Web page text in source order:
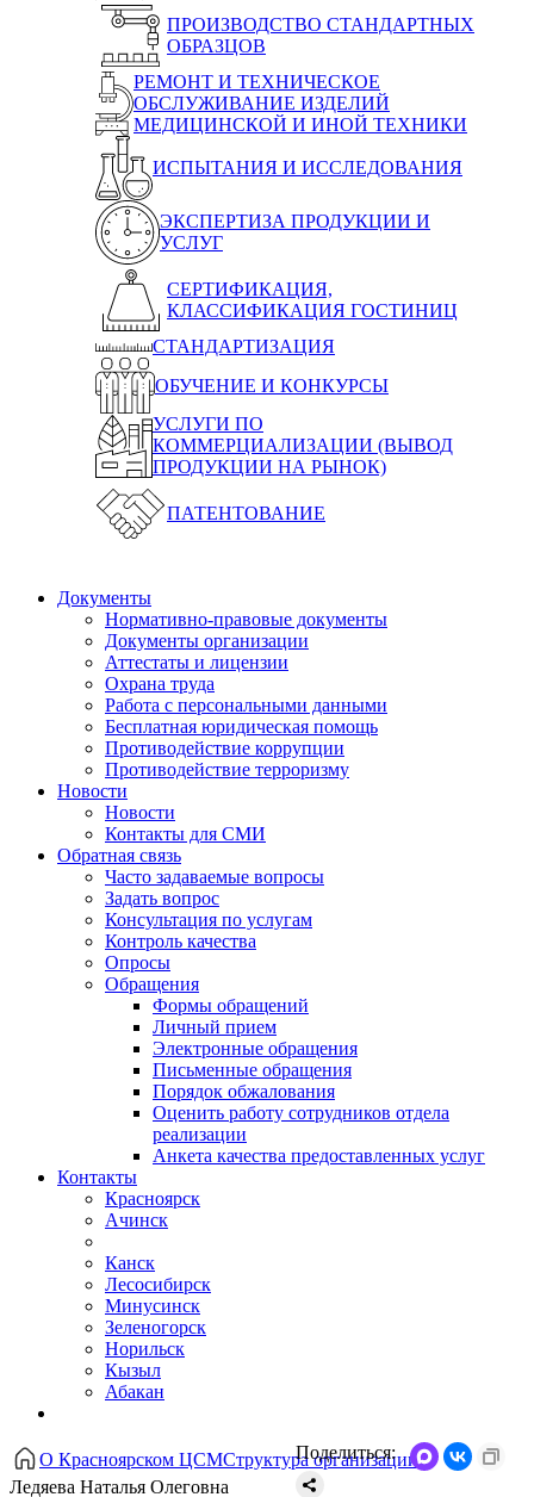
ПРОИЗВОДСТВО СТАНДАРТНЫХ
ОБРАЗЦОВ
РЕМОНТ И ТЕХНИЧЕСКОЕ
ОБСЛУЖИВАНИЕ ИЗДЕЛИЙ
МЕДИЦИНСКОЙ И ИНОЙ ТЕХНИКИ
ИСПЫТАНИЯ И ИССЛЕДОВАНИЯ
ЭКСПЕРТИЗА ПРОДУКЦИИ И
УСЛУГ
СЕРТИФИКАЦИЯ,
КЛАССИФИКАЦИЯ ГОСТИНИЦ
СТАНДАРТИЗАЦИЯ
ОБУЧЕНИЕ И КОНКУРСЫ
УСЛУГИ ПО
КОММЕРЦИАЛИЗАЦИИ (ВЫВОД
ПРОДУКЦИИ НА РЫНОК)
ПАТЕНТОВАНИЕ
Документы
Нормативно-правовые документы
Документы организации
Аттестаты и лицензии
Охрана труда
Работа с персональными данными
Бесплатная юридическая помощь
Противодействие коррупции
Противодействие терроризму
Новости
Новости
Контакты для СМИ
Обратная связь
Часто задаваемые вопросы
Задать вопрос
Консультация по услугам
Контроль качества
Опросы
Обращения
Формы обращений
Личный прием
Электронные обращения
Письменные обращения
Порядок обжалования
Оценить работу сотрудников отдела
реализации
Анкета качества предоставленных услуг
Контакты
Красноярск
Ачинск
Канск
Лесосибирск
Минусинск
Зеленогорск
Норильск
Кызыл
Абакан
О Красноярском ЦСМСтруктура организации
Ледяева Наталья Олеговна
Поделиться: